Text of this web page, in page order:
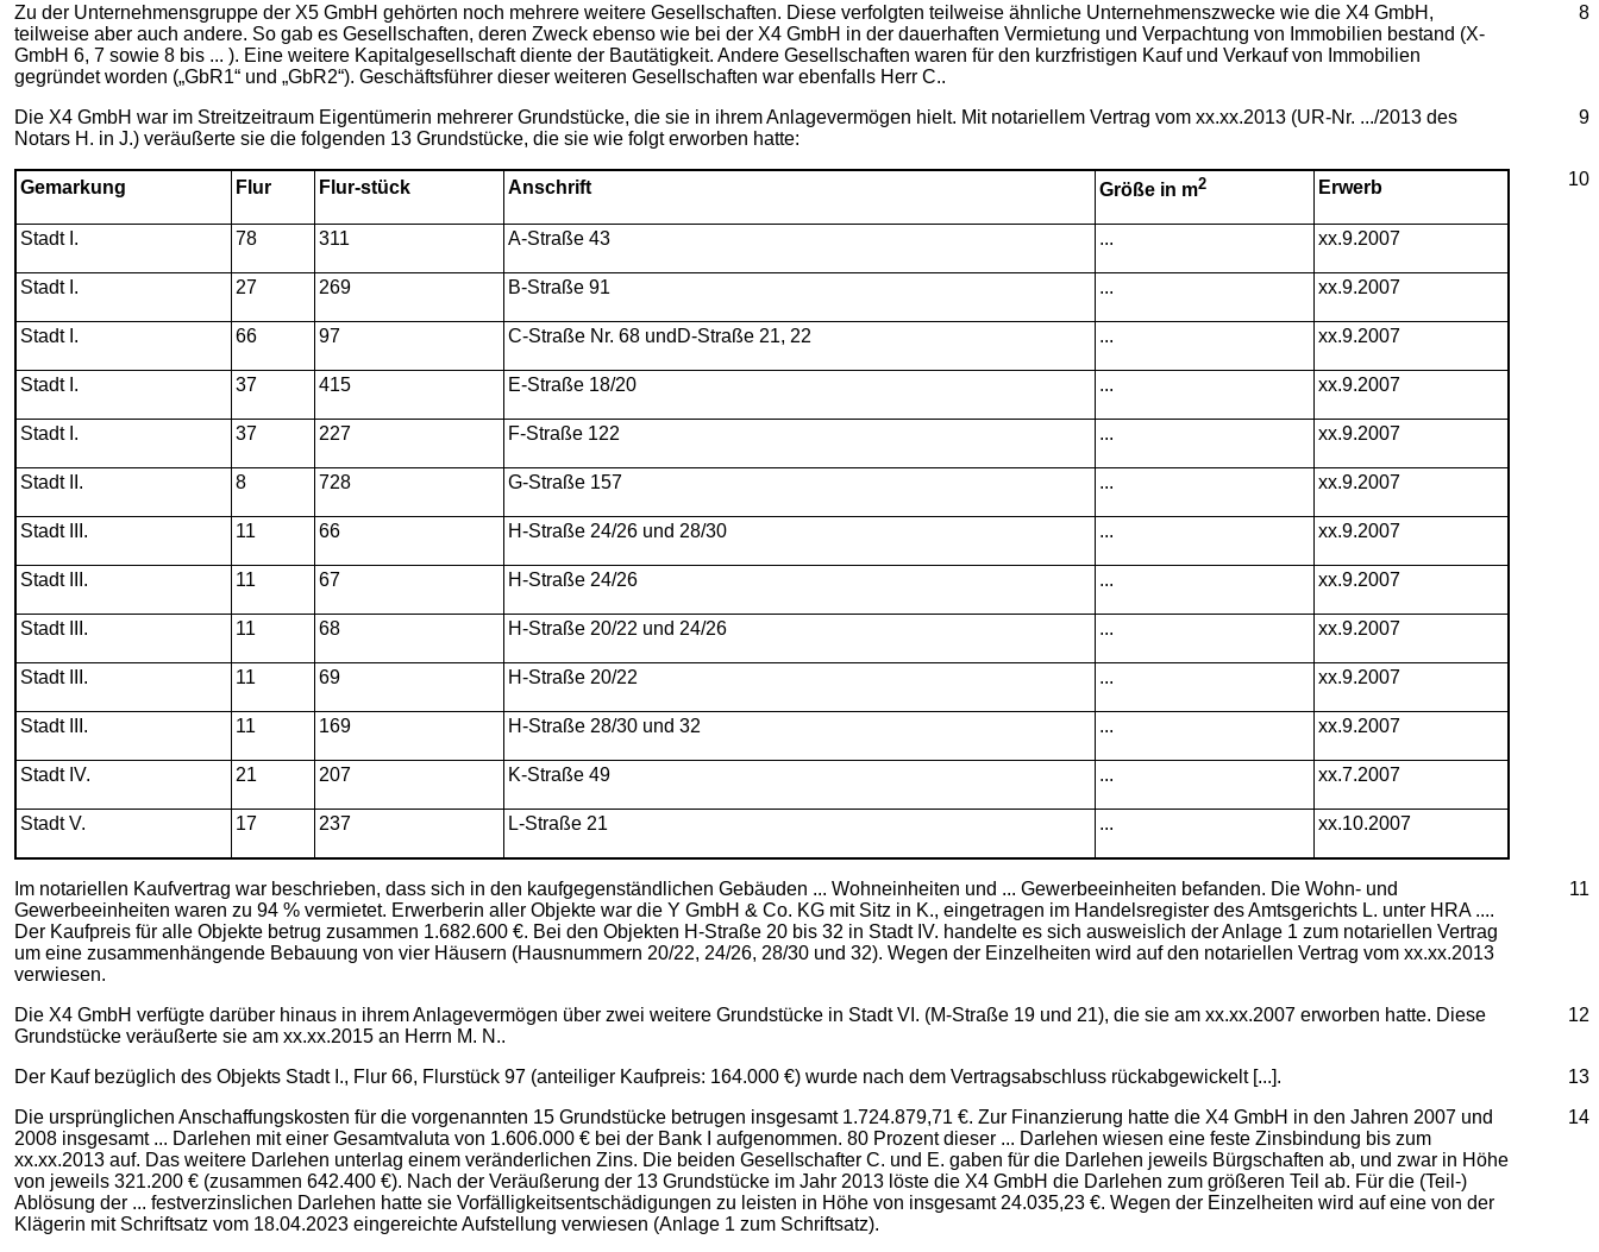
8
Zu der Unternehmensgruppe der X5 GmbH gehörten noch mehrere weitere Gesellschaften. Diese verfolgten teilweise ähnliche Unternehmenszwecke wie die X4 GmbH,
teilweise aber auch andere. So gab es Gesellschaften, deren Zweck ebenso wie bei der X4 GmbH in der dauerhaften Vermietung und Verpachtung von Immobilien bestand (X-
GmbH 6, 7 sowie 8 bis ... ). Eine weitere Kapitalgesellschaft diente der Bautätigkeit. Andere Gesellschaften waren für den kurzfristigen Kauf und Verkauf von Immobilien
gegründet worden („GbR1“ und „GbR2“). Geschäftsführer dieser weiteren Gesellschaften war ebenfalls Herr C..
9
Die X4 GmbH war im Streitzeitraum Eigentümerin mehrerer Grundstücke, die sie in ihrem Anlagevermögen hielt. Mit notariellem Vertrag vom xx.xx.2013 (UR-Nr. .../2013 des
Notars H. in J.) veräußerte sie die folgenden 13 Grundstücke, die sie wie folgt erworben hatte:
10
Gemarkung Flur Flur-stück Anschrift Größe in m2 Erwerb
Stadt I. 78 311 A-Straße 43 ... xx.9.2007
Stadt I. 27 269 B-Straße 91 ... xx.9.2007
Stadt I. 66 97 C-Straße Nr. 68 undD-Straße 21, 22 ... xx.9.2007
Stadt I. 37 415 E-Straße 18/20 ... xx.9.2007
Stadt I. 37 227 F-Straße 122 ... xx.9.2007
Stadt II. 8 728 G-Straße 157 ... xx.9.2007
Stadt III. 11 66 H-Straße 24/26 und 28/30 ... xx.9.2007
Stadt III. 11 67 H-Straße 24/26 ... xx.9.2007
Stadt III. 11 68 H-Straße 20/22 und 24/26 ... xx.9.2007
Stadt III. 11 69 H-Straße 20/22 ... xx.9.2007
Stadt III. 11 169 H-Straße 28/30 und 32 ... xx.9.2007
Stadt IV. 21 207 K-Straße 49 ... xx.7.2007
Stadt V. 17 237 L-Straße 21 ... xx.10.2007
11
Im notariellen Kaufvertrag war beschrieben, dass sich in den kaufgegenständlichen Gebäuden ... Wohneinheiten und ... Gewerbeeinheiten befanden. Die Wohn- und
Gewerbeeinheiten waren zu 94 % vermietet. Erwerberin aller Objekte war die Y GmbH & Co. KG mit Sitz in K., eingetragen im Handelsregister des Amtsgerichts L. unter HRA ....
Der Kaufpreis für alle Objekte betrug zusammen 1.682.600 €. Bei den Objekten H-Straße 20 bis 32 in Stadt IV. handelte es sich ausweislich der Anlage 1 zum notariellen Vertrag
um eine zusammenhängende Bebauung von vier Häusern (Hausnummern 20/22, 24/26, 28/30 und 32). Wegen der Einzelheiten wird auf den notariellen Vertrag vom xx.xx.2013
verwiesen.
12
Die X4 GmbH verfügte darüber hinaus in ihrem Anlagevermögen über zwei weitere Grundstücke in Stadt VI. (M-Straße 19 und 21), die sie am xx.xx.2007 erworben hatte. Diese
Grundstücke veräußerte sie am xx.xx.2015 an Herrn M. N..
13
Der Kauf bezüglich des Objekts Stadt I., Flur 66, Flurstück 97 (anteiliger Kaufpreis: 164.000 €) wurde nach dem Vertragsabschluss rückabgewickelt [...].
14
Die ursprünglichen Anschaffungskosten für die vorgenannten 15 Grundstücke betrugen insgesamt 1.724.879,71 €. Zur Finanzierung hatte die X4 GmbH in den Jahren 2007 und
2008 insgesamt ... Darlehen mit einer Gesamtvaluta von 1.606.000 € bei der Bank I aufgenommen. 80 Prozent dieser ... Darlehen wiesen eine feste Zinsbindung bis zum
xx.xx.2013 auf. Das weitere Darlehen unterlag einem veränderlichen Zins. Die beiden Gesellschafter C. und E. gaben für die Darlehen jeweils Bürgschaften ab, und zwar in Höhe
von jeweils 321.200 € (zusammen 642.400 €). Nach der Veräußerung der 13 Grundstücke im Jahr 2013 löste die X4 GmbH die Darlehen zum größeren Teil ab. Für die (Teil-)
Ablösung der ... festverzinslichen Darlehen hatte sie Vorfälligkeitsentschädigungen zu leisten in Höhe von insgesamt 24.035,23 €. Wegen der Einzelheiten wird auf eine von der
Klägerin mit Schriftsatz vom 18.04.2023 eingereichte Aufstellung verwiesen (Anlage 1 zum Schriftsatz).